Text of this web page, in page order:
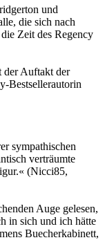
und
die sich nach
Zeit des Regency
der Auftakt der
Bestsellerautorin
sympathischen
verträumte
(Nicci85,
Auge gelesen,
in sich und ich hätte
Buecherkabinett,